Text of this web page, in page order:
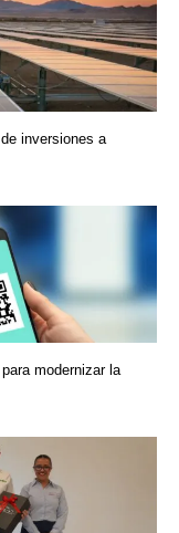
inversiones a
modernizar la